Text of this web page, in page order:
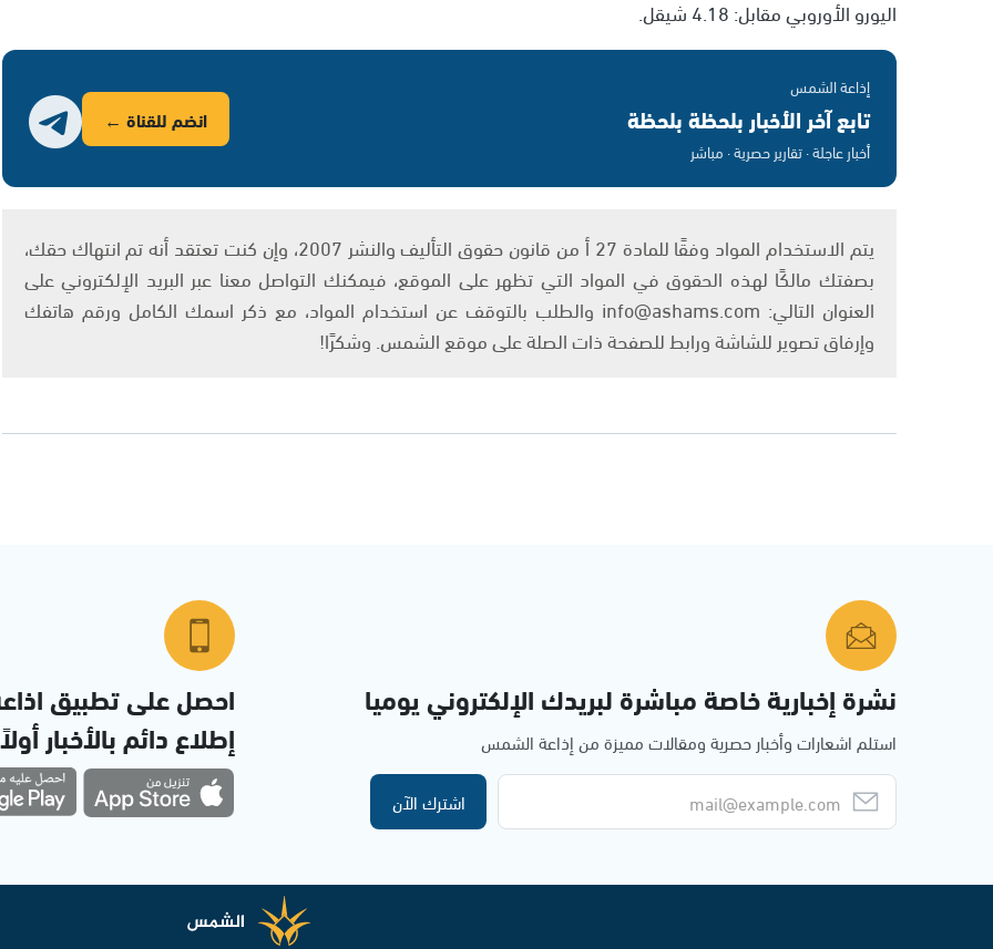
اليورو الأوروبي مقابل: 4.18 شيقل.
إذاعة الشمس
تابع آخر الأخبار بلحظة بلحظة
أخبار عاجلة · تقارير حصرية · مباشر
انضم للقناة ←
يتم الاستخدام المواد وفقًا للمادة 27 أ من قانون حقوق التأليف والنشر 2007، وإن كنت تعتقد أنه تم انتهاك حقك،
بصفتك مالكًا لهذه الحقوق في المواد التي تظهر على الموقع، فيمكنك التواصل معنا عبر البريد الإلكتروني على
العنوان التالي: info@ashams.com والطلب بالتوقف عن استخدام المواد، مع ذكر اسمك الكامل ورقم هاتفك
وإرفاق تصوير للشاشة ورابط للصفحة ذات الصلة على موقع الشمس. وشكرًا!
نشرة إخبارية خاصة مباشرة لبريدك الإلكتروني يوميا
استلم اشعارات وأخبار حصرية ومقالات مميزة من إذاعة الشمس
اشترك الآن
احصل على تطبيق
إطلاع دائم بالأخبار